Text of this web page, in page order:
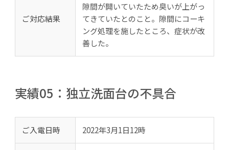
ご対応結果
隙間が開いていたため臭いが上がっ
てきていたとのこと。隙間にコーキ
ング処理を施したところ、症状が改
善した。
実績05：独立洗面台の不具合
ご入電日時 2022年3月1日12時